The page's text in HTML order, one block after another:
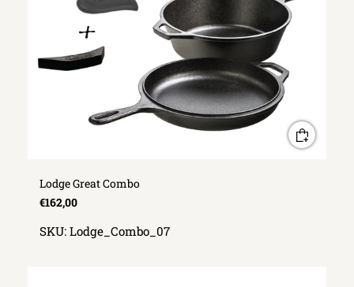
Lodge Great Combo
€162,00
SKU: Lodge_Combo_07